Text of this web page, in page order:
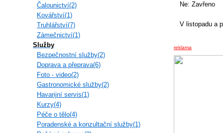
Čalounictví(2)
Kovářství(1)
Truhlářství(7)
Zámečnictví(1)
Služby
Bezpečnostní služby(2)
Doprava a přeprava(6)
Foto - video(2)
Gastronomické služby(2)
Havarijní servis(1)
Kurzy(4)
Péče o tělo(4)
Poradenské a konzultační služby(1)
Ne: Zavřeno
V listopadu a
reklama